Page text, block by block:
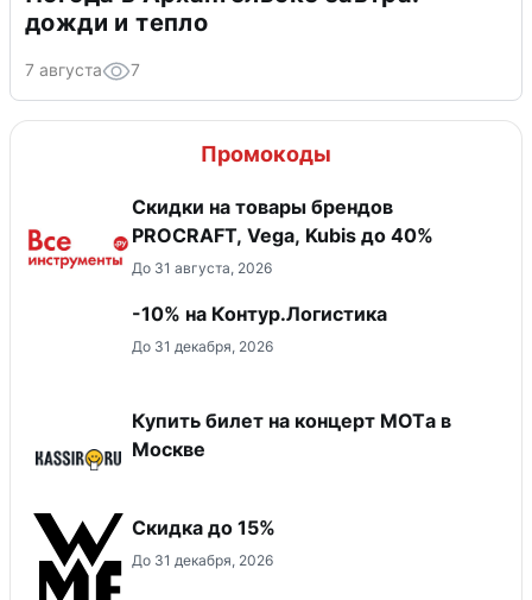
дожди и тепло
7 августа 7
Промокоды
Скидки на товары брендов
PROCRAFT, Vega, Kubis до 40%
До 31 августа, 2026
-10% на Контур.Логистика
До 31 декабря, 2026
Купить билет на концерт MOTа в
Москве
Скидка до 15%
До 31 декабря, 2026